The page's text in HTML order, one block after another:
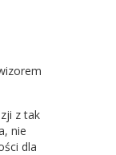
z tak
nie
dla